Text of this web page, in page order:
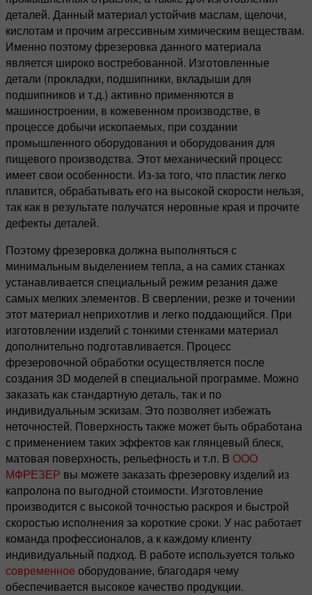
деталей. Данный материал устойчив маслам, щелочи,
кислотам и прочим агрессивным химическим веществам.
Именно поэтому фрезеровка данного материала
является широко востребованной. Изготовленные
детали (прокладки, подшипники, вкладыши для
подшипников и т.д.) активно применяются в
машиностроении, в кожевенном производстве, в
процессе добычи ископаемых, при создании
промышленного оборудования и оборудования для
пищевого производства. Этот механический процесс
имеет свои особенности. Из-за того, что пластик легко
плавится, обрабатывать его на высокой скорости нельзя,
так как в результате получатся неровные края и прочите
дефекты деталей.
Поэтому фрезеровка должна выполняться с
минимальным выделением тепла, а на самих станках
устанавливается специальный режим резания даже
самых мелких элементов. В сверлении, резке и точении
этот материал неприхотлив и легко поддающийся. При
изготовлении изделий с тонкими стенками материал
дополнительно подготавливается. Процесс
фрезеровочной обработки осуществляется после
создания 3D моделей в специальной программе. Можно
заказать как стандартную деталь, так и по
индивидуальным эскизам. Это позволяет избежать
неточностей. Поверхность также может быть обработана
с применением таких эффектов как глянцевый блеск,
матовая поверхность, рельефность и т.п. В ООО
МФРЕЗЕР вы можете заказать фрезеровку изделий из
капролона по выгодной стоимости. Изготовление
производится с высокой точностью раскроя и быстрой
скоростью исполнения за короткие сроки. У нас работает
команда профессионалов, а к каждому клиенту
индивидуальный подход. В работе используется только
современное оборудование, благодаря чему
обеспечивается высокое качество продукции.